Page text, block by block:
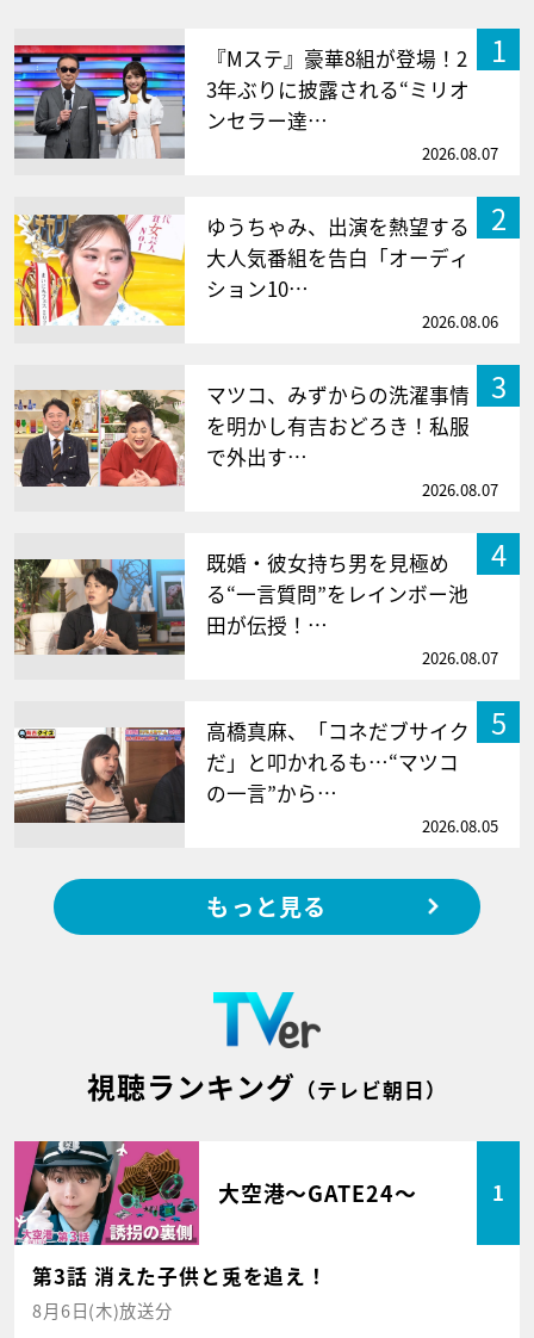
1
『Mステ』豪華8組が登場！2
3年ぶりに披露される“ミリオ
ンセラー達…
2026.08.07
2
ゆうちゃみ、出演を熱望する
大人気番組を告白「オーディ
ション10…
2026.08.06
3
マツコ、みずからの洗濯事情
を明かし有吉おどろき！私服
で外出す…
2026.08.07
4
既婚・彼女持ち男を見極め
る“一言質問”をレインボー池
田が伝授！…
2026.08.07
5
高橋真麻、「コネだブサイク
だ」と叩かれるも…“マツコ
の一言”から…
2026.08.05
もっと見る
視聴ランキング （テレビ朝日）
大空港～GATE24～ 1
第3話 消えた子供と兎を追え！
8月6日(木)放送分